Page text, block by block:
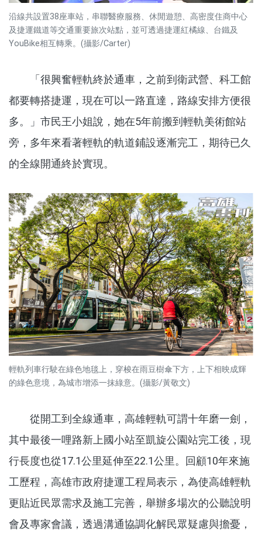
沿線共設置38座車站，串聯醫療服務、休閒遊憩、高密度住商中心
及捷運鐵道等交通重要旅次站點，並可透過捷運紅橘線、台鐵及
YouBike相互轉乘。(攝影/Carter)
「很興奮輕軌終於通車，之前到衛武營、科工館
都要轉搭捷運，現在可以一路直達，路線安排方便很
多。」市民王小姐說，她在5年前搬到輕軌美術館站
旁，多年來看著輕軌的軌道鋪設逐漸完工，期待已久
的全線開通終於實現。
輕軌列車行駛在綠色地毯上，穿梭在雨豆樹傘下方，上下相映成輝
的綠色意境，為城市增添一抹綠意。(攝影/黃敬文)
從開工到全線通車，高雄輕軌可謂十年磨一劍，
其中最後一哩路新上國小站至凱旋公園站完工後，現
行長度也從17.1公里延伸至22.1公里。回顧10年來施
工歷程，高雄市政府捷運工程局表示，為使高雄輕軌
更貼近民眾需求及施工完善，舉辦多場次的公聽說明
會及專家會議，透過溝通協調化解民眾疑慮與擔憂，